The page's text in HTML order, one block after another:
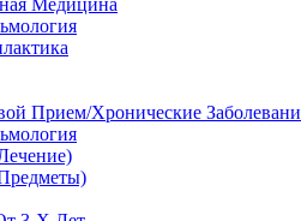
Медицина
Прием/Хронические